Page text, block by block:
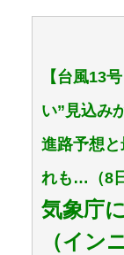
【台風13
い”見込み
進路予想
れも…（8
気象庁
（イン